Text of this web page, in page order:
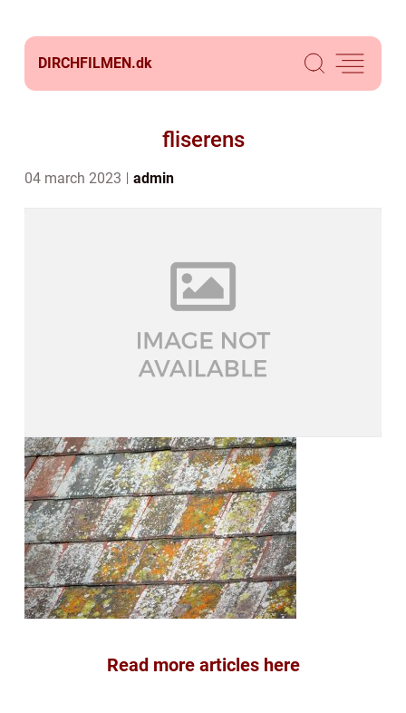
DIRCHFILMEN.dk
fliserens
04 march 2023 admin
Read more articles here